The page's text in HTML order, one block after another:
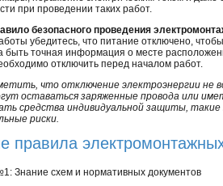
при проведении таких работ.
безопасного проведения
убедитесь, что питание отключено,
быть точная информация о месте
отключить перед началом работ.
что отключение электроэнергии не
оставаться заряженные провода или
средства индивидуальной защиты,
риски.
правила
Знание схем и нормативных документов